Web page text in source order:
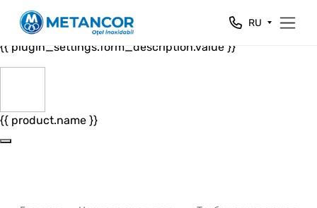
Close
{{ plugin_settings.form_header.value }}
{{ plugin_settings.form_description.value }}
{{ product.name }}
RU